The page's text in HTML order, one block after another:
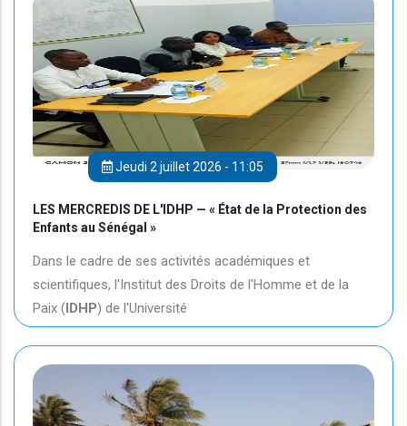
Jeudi 2 juillet 2026 - 11:05
LES MERCREDIS DE L'IDHP — « État de la Protection des
Enfants au Sénégal »
Dans le cadre de ses activités académiques et
scientifiques, l'Institut des Droits de l'Homme et de la
Paix (IDHP) de l'Université